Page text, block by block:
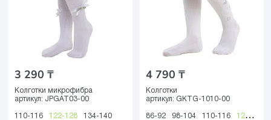
3 290 ₸
Колготки микрофибра
артикул: JPGAT03-00
110-116 122-128 134-140
4 790 ₸
Колготки
артикул: GKTG-1010-00
86-92 98-104 110-116 122-128